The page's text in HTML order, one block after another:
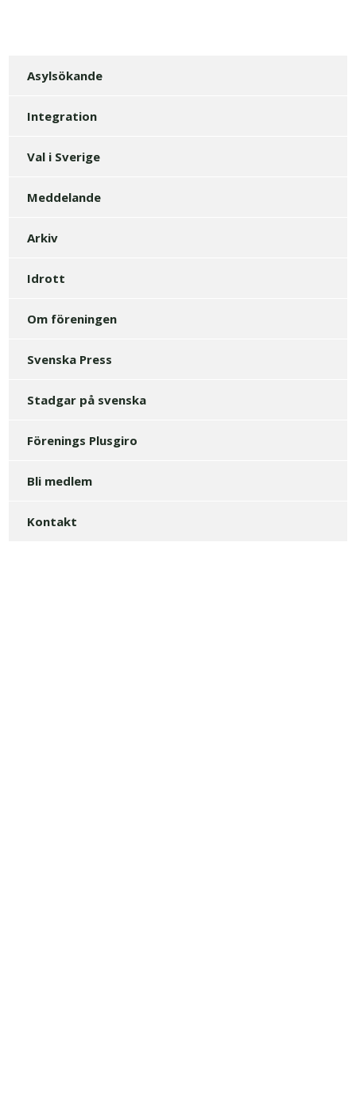
Asylsökande
Integration
Val i Sverige
Meddelande
Arkiv
Idrott
Om föreningen
Svenska Press
Stadgar på svenska
Förenings Plusgiro
Bli medlem
Kontakt